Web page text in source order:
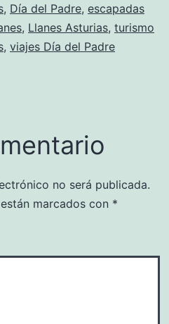
, Día del Padre, escapadas
, Llanes Asturias, turismo
, viajes Día del Padre
no será publicada.
marcados con *